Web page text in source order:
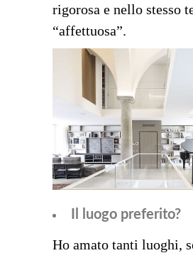
rigorosa e nello stesso
“affettuosa”.
Il luogo preferito?
Ho amato tanti luoghi,